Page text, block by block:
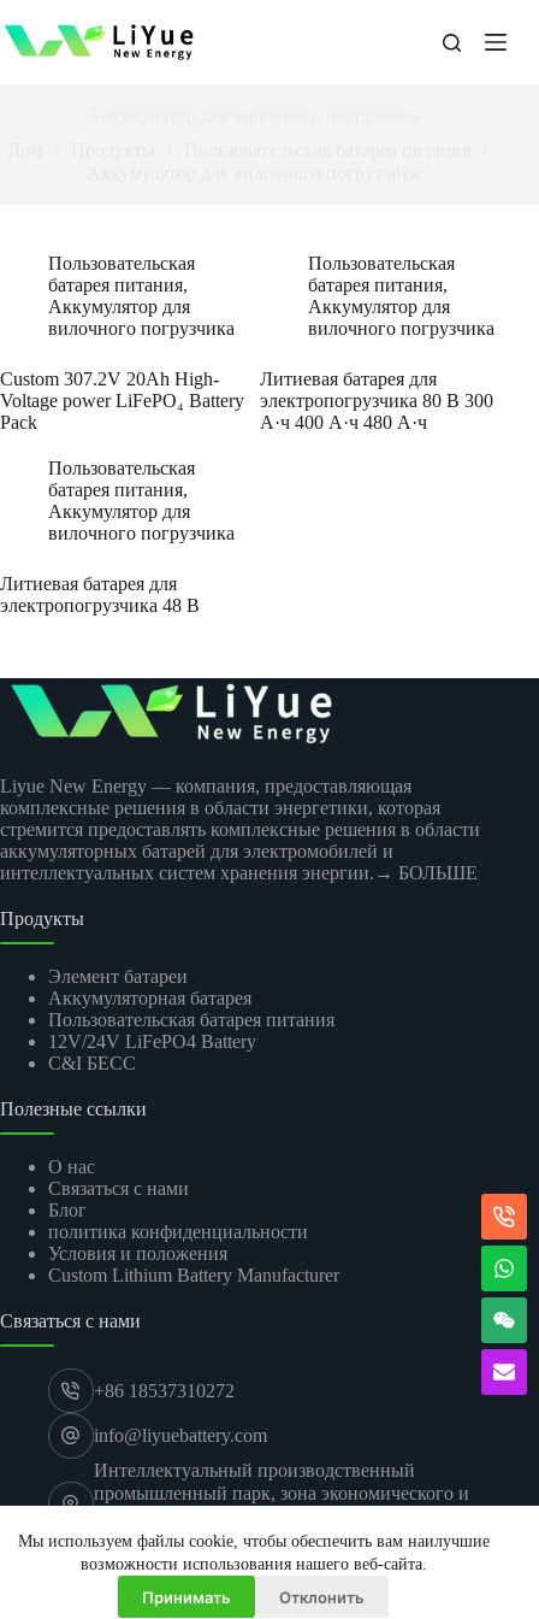
к
содержанию
Мы используем файлы cookie, чтобы обеспечить вам наилучшие
возможности использования нашего веб-сайта.
Принимать Отклонить
Пользовательская
батарея питания,
Аккумулятор для
вилочного погрузчика
Custom 307.2V 20Ah High-
Voltage power LiFePO₄ Battery
Pack
Пользовательская
батарея питания,
Аккумулятор для
вилочного погрузчика
Литиевая батарея для
электропогрузчика 80 В 300
А·ч 400 А·ч 480 А·ч
Пользовательская
батарея питания,
Аккумулятор для
вилочного погрузчика
Литиевая батарея для
электропогрузчика 48 В
Liyue New Energy — компания, предоставляющая
комплексные решения в области энергетики, которая
стремится предоставлять комплексные решения в области
аккумуляторных батарей для электромобилей и
интеллектуальных систем хранения энергии. → БОЛЬШЕ
Продукты
Элемент батареи
Аккумуляторная батарея
Пользовательская батарея питания
12V/24V LiFePO4 Battery
C&I БЕСС
Полезные ссылки
О нас
Связаться с нами
Блог
политика конфиденциальности
Условия и положения
Custom Lithium Battery Manufacturer
Связаться с нами
+86 18537310272
info@liyuebattery.com
Интеллектуальный производственный
промышленный парк, зона экономического и
Синьсян, провинция Хэнань
© 2026 Хэнаньская компания Liyue New Energy Co., Ltd.